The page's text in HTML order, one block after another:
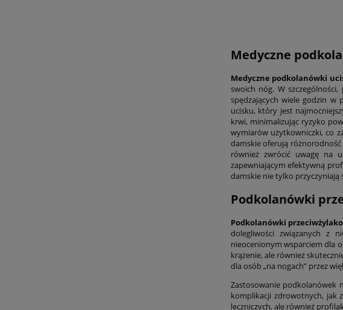
Medyczne
Medyczne podkolanówki
swoich nóg. W szczególności,
spędzających wiele godzin w
ucisku, który jest
krwi, minimalizując ryzyko
wymiarów użytkowniczki, co
damskie oferują
również zwrócić uwagę na
zapewniającym efektywną
damskie nie tylko
Podkolanówki
Podkolanówki
dolegliwości związanych z
nieocenionym wsparciem dla
krążenie, ale również
dla osób „na nogach” przez
Zastosowanie podkolanówek
komplikacji zdrowotnych, jak
leczniczych, ale również